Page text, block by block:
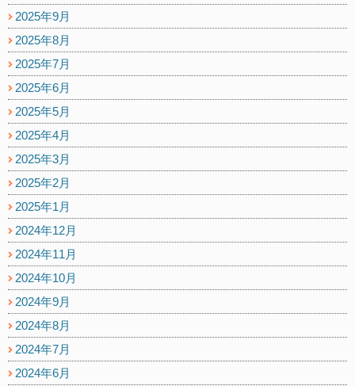
2025年9月
2025年8月
2025年7月
2025年6月
2025年5月
2025年4月
2025年3月
2025年2月
2025年1月
2024年12月
2024年11月
2024年10月
2024年9月
2024年8月
2024年7月
2024年6月